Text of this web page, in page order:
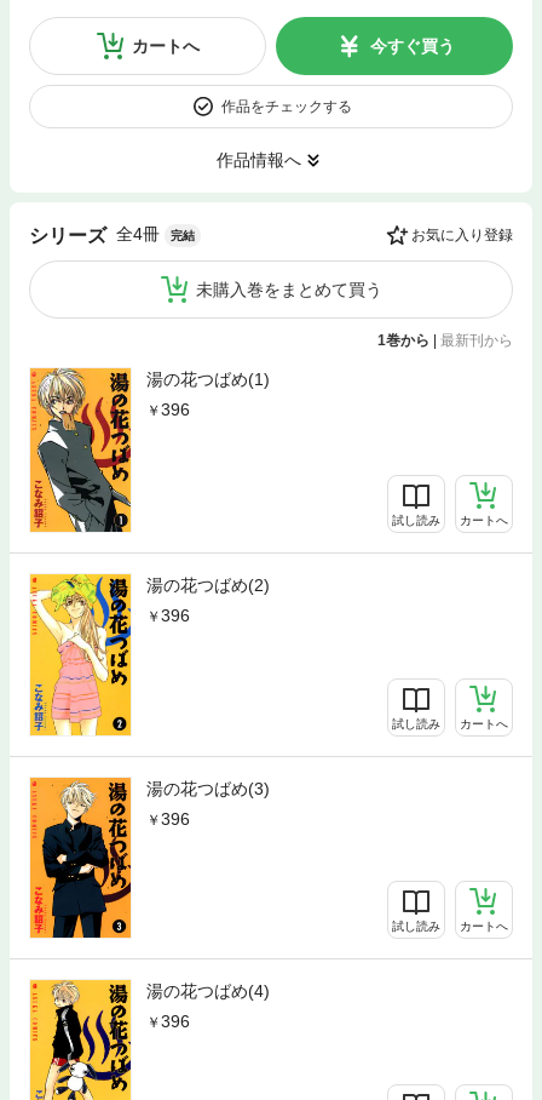
カートへ 今すぐ買う
作品をチェックする
作品情報へ
シリーズ 全4冊 完結 お気に入り登録
未購入巻をまとめて買う
1巻から | 最新刊から
湯の花つばめ(1)
396
試し読み カートへ
湯の花つばめ(2)
396
試し読み カートへ
湯の花つばめ(3)
396
試し読み カートへ
湯の花つばめ(4)
396